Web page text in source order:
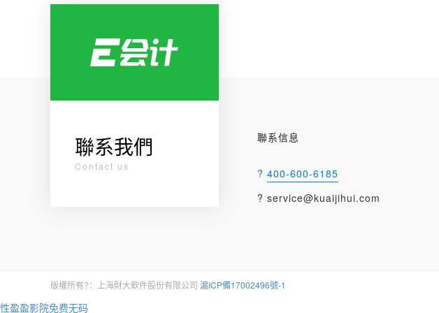
聯系我們
Contact us
聯系信息
? 400-600-6185
? service@kuaijihui.com
版權所有?：上海財大軟件股份有限公司 滬ICP備17002496號-1
性盈盈影院免费无码